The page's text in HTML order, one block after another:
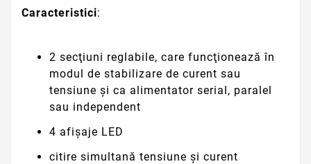
Caracteristici:
2 secţiuni reglabile, care funcţionează în
modul de stabilizare de curent sau
tensiune şi ca alimentator serial, paralel
sau independent
4 afişaje LED
citire simultană tensiune şi curent